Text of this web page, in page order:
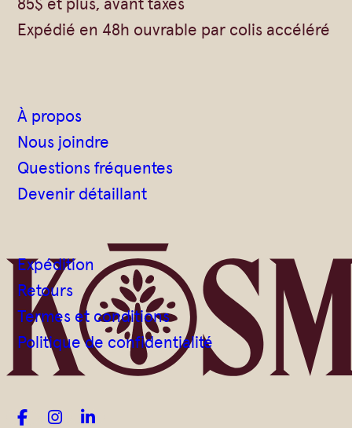
Vrac
Authentiques
Végétales
Barres détachantes
Savon Noir
Crèmes visages
Eaux florales
Exfoliants
Gommages
Hydratants
Savons sur corde
Gommages
Shampoings
Livres
Expédié en 48h ouvrable par colis accéléré
À propos
Nous joindre
Questions fréquentes
Devenir détaillant
Expédition
Retours
Termes et conditions
Politique de confidentialité
  